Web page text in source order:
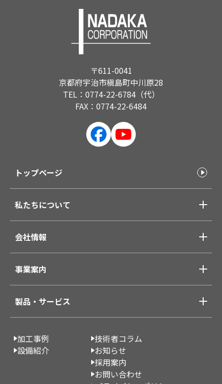
〒611-0041
京都府宇治市槇島町中川原28
TEL：0774-22-6784（代）
FAX：0774-22-6484
トップページ
私たちについて
会社情報
事業案内
製品・サービス
加工事例
設備紹介
技術者コラム
お知らせ
採用案内
お問い合わせ